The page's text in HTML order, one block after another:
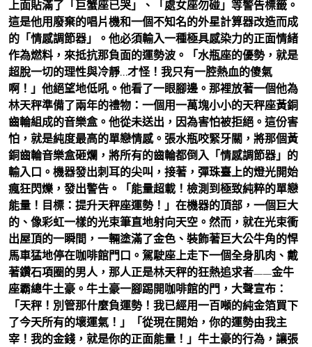
上面貼滿了「巨蟹座已哭」、「處女座勿碰」等警告標籤。
這是他用廢棄的唱片機和一個不知名的外星計算器改造而成
的「情感調節器」。他必須輸入一種極具感染力的正面情緒
作為燃料，來抵抗那負面的運勢波。「水瓶座的優勢，就是
超脫一切的理性與冷靜…才怪！我只有一腔熱血的傻氣
啊！」他絕望地低吼。他看了一眼腳邊。那裡放著一個他為
林天秤準備了兩年的禮物：一個用一萬塊小小的天秤座黃銅
齒輪組成的音樂盒。他從未送出，因為害怕被拒絕。這份害
怕，就是純度最高的單戀情感。張水瓶咬緊牙關，將那個黃
銅齒輪音樂盒砸爛，將所有的齒輪都倒入「情感調節器」的
輸入口。機器發出刺耳的尖叫，接著，彈珠臺上的燈光開始
瘋狂閃爍，發出警告。「能量超載！檢測到極致純粹的單戀
能量！目標：提升天秤座運勢！」在機器的頂部，一個巨大
的、像彩虹一樣的光束筆直地射向天空。然而，就在光束衝
出屋頂的一瞬間，一輛塗滿了金色、裝飾著巨大公牛角的悍
馬車猛地停在咖啡館門口。駕駛座上走下一個全身肌肉、戴
著鑽石項圈的男人，那人正是林天秤的狂熱追求者——金牛
座霸總牛土豪。牛土豪一腳踢開咖啡館的門，大聲宣布：
「天秤！別管那什麼負運勢！我已經用一百噸的純金箔買下
了今天所有的壞運氣！」「從現在開始，你的運勢由我主
宰！我的金錢，就是你的正面能量！」牛土豪的行為，讓張